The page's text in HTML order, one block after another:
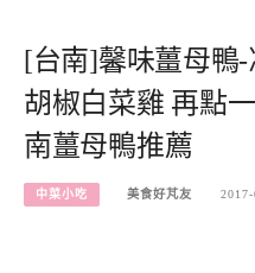
[台南]馨味薑母鴨
胡椒白菜雞 再點
南薑母鴨推薦
中菜小吃 美食好芃友